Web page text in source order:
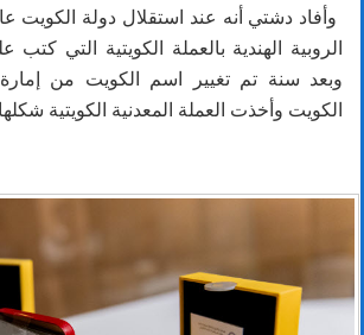
الروبية الهندية بالعملة الكويتية التي كتب
وبعد سنة تم تغيير اسم الكويت من
الكويت وأخذت العملة المعدنية الكويتية